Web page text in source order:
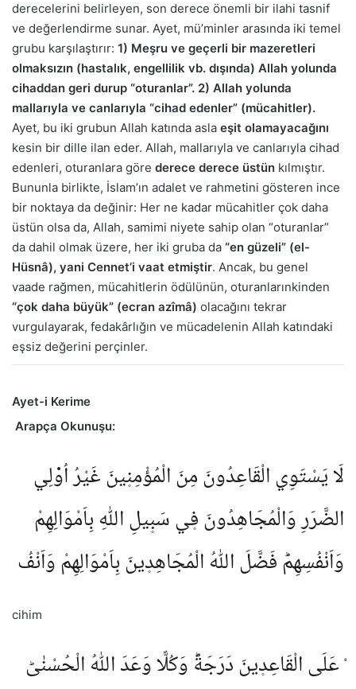
derecelerini belirleyen, son derece önemli bir ilahi tasnif
ve değerlendirme sunar. Ayet, mü’minler arasında iki temel
grubu karşılaştırır: 1) Meşru ve geçerli bir mazeretleri
olmaksızın (hastalık, engellilik vb. dışında) Allah yolunda
cihaddan geri durup “oturanlar”. 2) Allah yolunda
mallarıyla ve canlarıyla “cihad edenler” (mücahitler).
Ayet, bu iki grubun Allah katında asla eşit olamayacağını
kesin bir dille ilan eder. Allah, mallarıyla ve canlarıyla cihad
edenleri, oturanlara göre derece derece üstün kılmıştır.
Bununla birlikte, İslam’ın adalet ve rahmetini gösteren ince
bir noktaya da değinir: Her ne kadar mücahitler çok daha
üstün olsa da, Allah, samimi niyete sahip olan “oturanlar”
da dahil olmak üzere, her iki gruba da “en güzeli” (el-
Hüsnâ), yani Cennet’i vaat etmiştir. Ancak, bu genel
vaade rağmen, mücahitlerin ödülünün, oturanlarınkinden
“çok daha büyük” (ecran azîmâ) olacağını tekrar
vurgulayarak, fedakârlığın ve mücadelenin Allah katındaki
eşsiz değerini perçinler.
Ayet-i Kerime
Arapça Okunuşu:
لَا يَسْتَوِي الْقَاعِدُونَ مِنَ الْمُؤْمِن۪ينَ غَيْرُ اُو۬لِي
الضَّرَرِ وَالْمُجَاهِدُونَ ف۪ي سَب۪يلِ اللّٰهِ بِاَمْوَالِهِمْ
وَاَنْفُسِهِمْؕ فَضَّلَ اللّٰهُ الْمُجَاهِد۪ينَ بِاَمْوَالِهِمْ وَاَنْفُ
сihim
ْ عَلَى الْقَاعِد۪ينَ دَرَجَةًؕ وَكُلًّا وَعَدَ اللّٰهُ الْحُسْنٰىؕ